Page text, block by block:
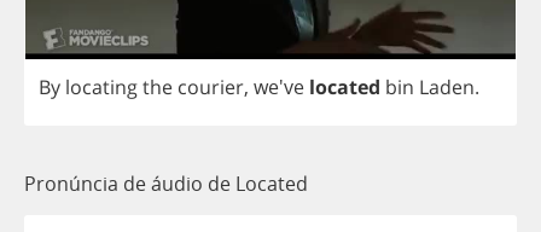
By locatingthe courier, we've located bin Laden.
Pronúncia de áudio de Located